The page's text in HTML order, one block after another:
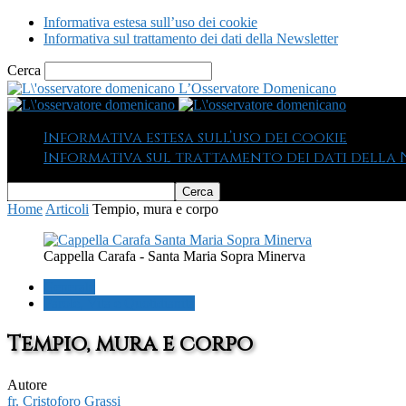
Informativa estesa sull’uso dei cookie
Informativa sul trattamento dei dati della Newsletter
Cerca
L’Osservatore Domenicano
Informativa estesa sull’uso dei cookie
Informativa sul trattamento dei dati della
Home Articoli Tempio, mura e corpo
Cappella Carafa - Santa Maria Sopra Minerva
Tempio, mura e corpo
Autore
fr. Cristoforo Grassi